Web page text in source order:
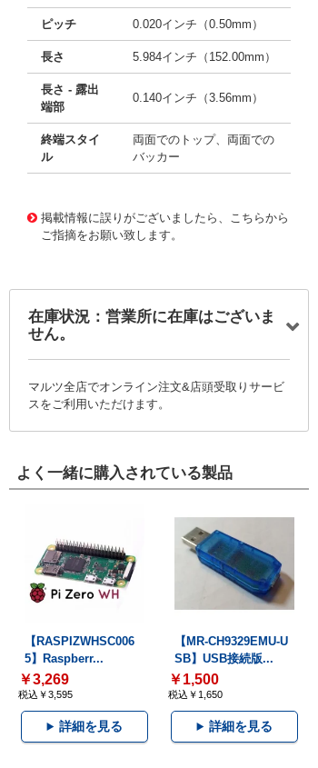
ピッチ 0.020インチ（0.50mm）
長さ 5.984インチ（152.00mm）
長さ - 露出
端部
0.140インチ（3.56mm）
終端スタイ
ル
両面でのトップ、両面での
バッカー
掲載情報に誤りがございましたら、こちらから
ご指摘をお願い致します。
在庫状況：営業所に在庫はございま
せん。
マルツ全店でオンライン注文&店頭受取りサービ
スをご利用いただけます。
よく一緒に購入されている製品
【RASPIZWHSC006
5】Raspberr...
￥3,269
税込￥3,595
詳細を見る
【MR-CH9329EMU-U
SB】USB接続版...
￥1,500
税込￥1,650
詳細を見る